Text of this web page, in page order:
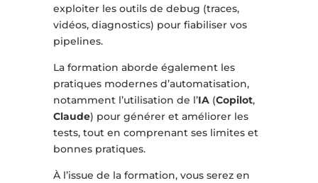
exploiter les outils de debug (traces,
vidéos, diagnostics) pour fiabiliser vos
pipelines.
La formation aborde également les
pratiques modernes d’automatisation,
notamment l’utilisation de l’IA(Copilot,
Claude) pour générer et améliorer les
tests, tout en comprenant ses limites et
bonnes pratiques.
À l’issue de la formation, vous serez en